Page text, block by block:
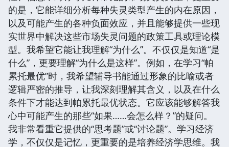
的是，它能详细分析每种失灵类型产生的内在原因，
以及可能产生的各种负面效应，并且能够提供一些现
实世界中解决这些市场失灵问题的政策工具或理论模
型。我希望它能让我理解“为什么”。不仅仅是知道“是
什么”，更要理解“为什么是这样”。例如，在学习“帕
累托最优”时，我希望辅导书能通过形象的比喻或者
逻辑严密的推导，让我深刻理解其含义，以及在什么
条件下才能达到帕累托最优状态。它应该能够解答我
心中可能产生的那些“如果……会怎么样？”的疑问。
我非常看重它提供的“思考题”或“讨论题”。学习经济
学，不仅仅是记忆，更重要的是培养经济学思维。我